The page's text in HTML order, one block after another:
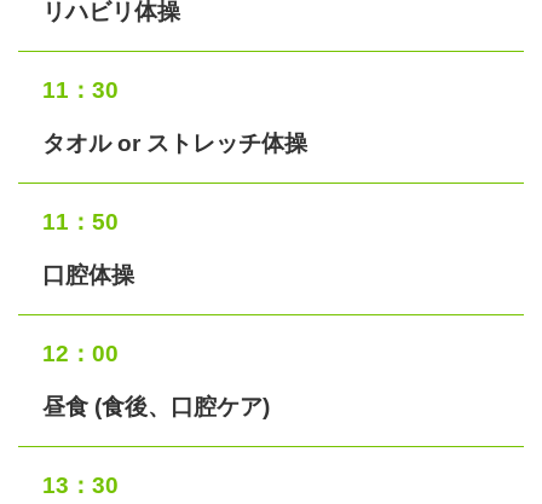
リハビリ体操
11：30
タオル or ストレッチ体操
11：50
口腔体操
12：00
昼食 (食後、口腔ケア)
13：30